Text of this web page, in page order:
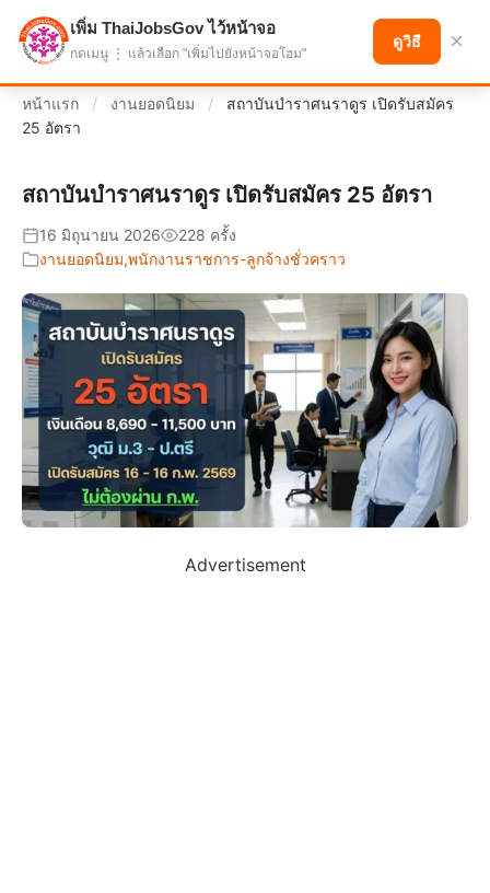
แบ่งปันโอกาส เพื่ออนาคตที่ก้าวหน้า
หน้าแรก / งานยอดนิยม /
สถาบันบำราศนราดูร เปิดรับสมัคร
25 อัตรา
สถาบันบำราศนราดูร เปิดรับสมัคร 25 อัตรา
16 มิถุนายน 2026
228 ครั้ง
งานยอดนิยม,พนักงานราชการ-ลูกจ้างชั่วคราว
Advertisement
เพิ่ม ThaiJobsGov ไว้หน้าจอ
กดเมนู ⋮ แล้วเลือก "เพิ่มไปยังหน้าจอโฮม"
ดูวิธี ×